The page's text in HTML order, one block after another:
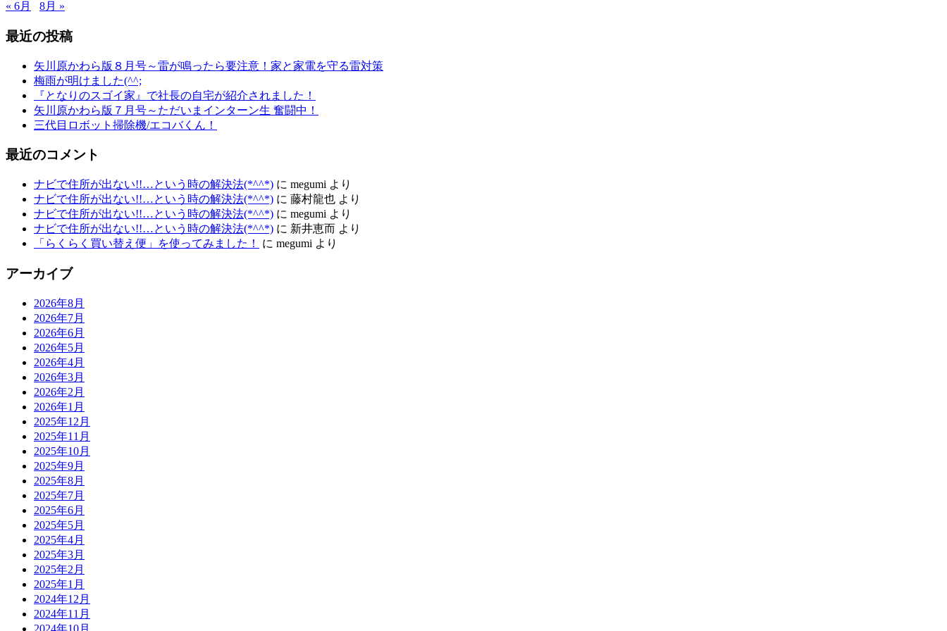
« 6月
8月 »
最近の投稿
矢川原かわら版８月号～雷が鳴ったら要注意！家と家電を守る雷対策
梅雨が明けました(^^;
『となりのスゴイ家』で社長の自宅が紹介されました！
矢川原かわら版７月号～ただいまインターン生 奮闘中！
三代目ロボット掃除機/エコバくん！
最近のコメント
ナビで住所が出ない!!…という時の解決法(*^^*) に megumi より
ナビで住所が出ない!!…という時の解決法(*^^*) に 藤村龍也 より
ナビで住所が出ない!!…という時の解決法(*^^*) に megumi より
ナビで住所が出ない!!…という時の解決法(*^^*) に 新井恵而 より
「らくらく買い替え便」を使ってみました！
に megumi より
アーカイブ
2026年8月
2026年7月
2026年6月
2026年5月
2026年4月
2026年3月
2026年2月
2026年1月
2025年12月
2025年11月
2025年10月
2025年9月
2025年8月
2025年7月
2025年6月
2025年5月
2025年4月
2025年3月
2025年2月
2025年1月
2024年12月
2024年11月
2024年10月